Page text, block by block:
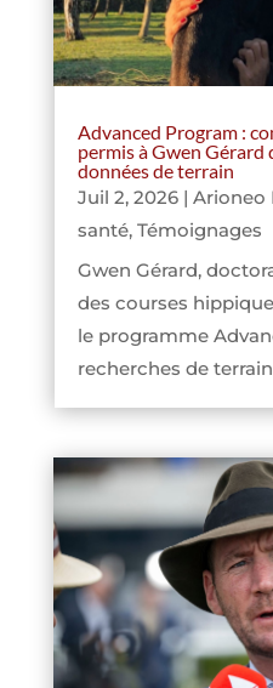
Advanced Program :
permis à Gwen Gérard
données de terrain
Juil 2, 2026| Arioneo
santé, Témoignages
Gwen Gérard,
des courses
le programme
recherches de